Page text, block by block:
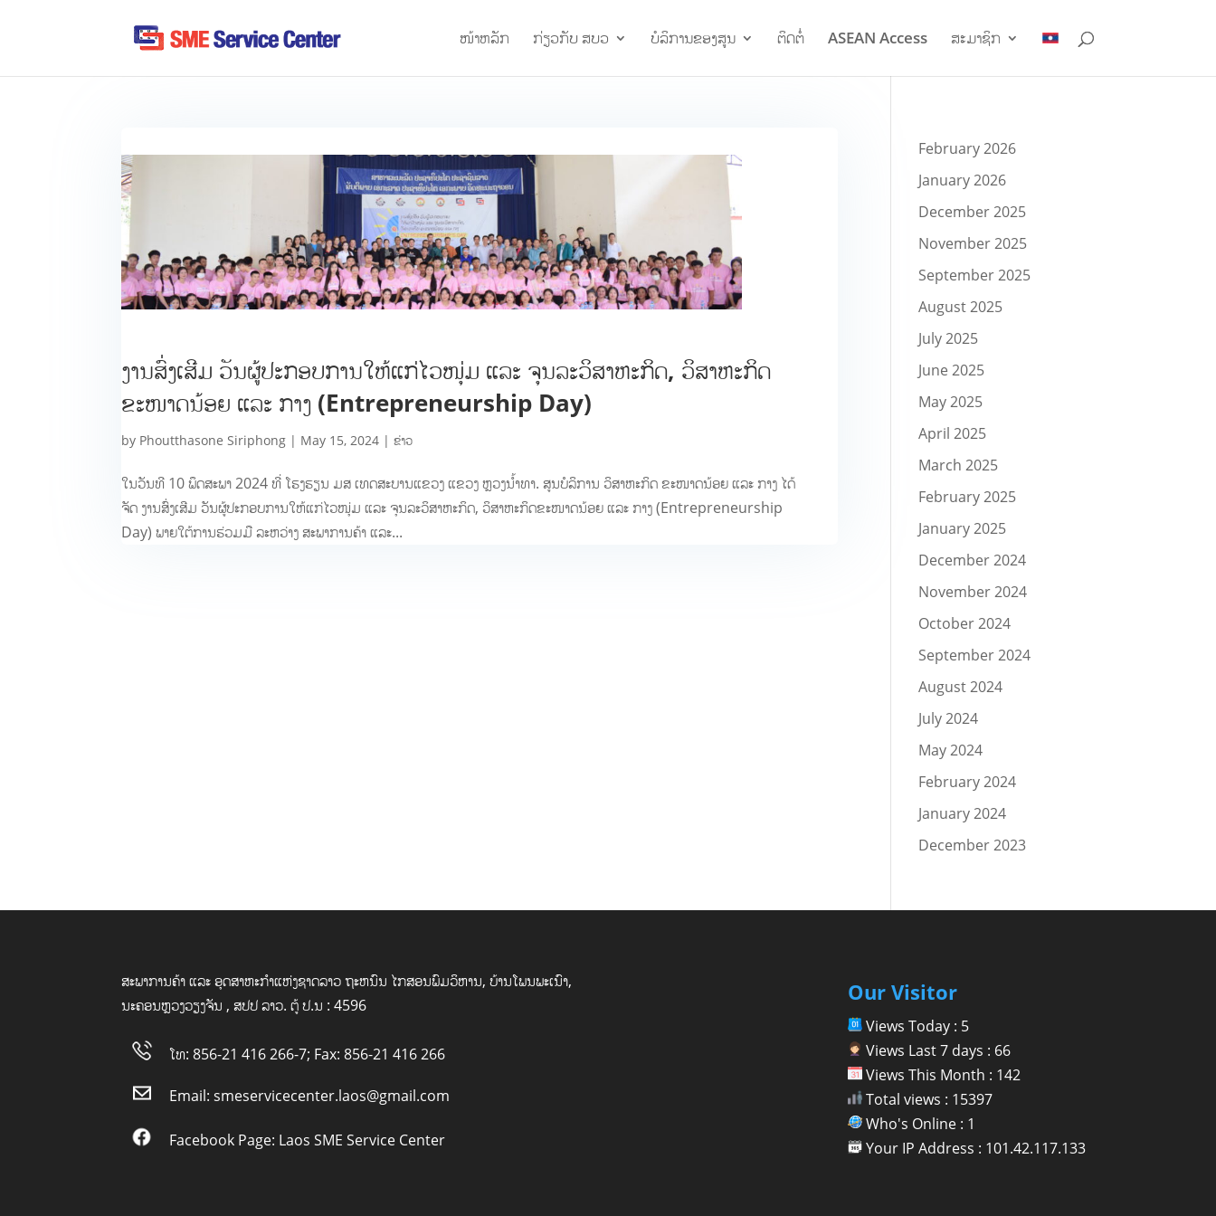
ໜ້າຫລັກ ກ່ຽວກັບ ສບວ ບໍລິການຂອງສູນ ຕິດຕໍ່ ASEAN Access ສະມາຊິກ
ງານສົ່ງເສີມ ວັນຜູ້ປະກອບການໃຫ້ແກ່ໄວໜຸ່ມ ແລະ ຈຸນລະວິສາຫະກິດ, ວິສາຫະກິດ
ຂະໜາດນ້ອຍ ແລະ ກາງ (Entrepreneurship Day)
by Phoutthasone Siriphong | May 15, 2024 |ຂ່າວ
ໃນວັນທີ 10 ພຶດສະພາ 2024 ທີ່ ໂຮງຮຽນ ມສ ເທດສະບານແຂວງ ແຂວງ ຫຼວງນ້ຳທາ. ສູນບໍລິການ ວິສາຫະກິດ ຂະໜາດນ້ອຍ ແລະ ກາງ ໄດ້
ຈັດ ງານສົ່ງເສີມ ວັນຜູ້ປະກອບການໃຫ້ແກ່ໄວໜຸ່ມ ແລະ ຈຸນລະວິສາຫະກິດ, ວິສາຫະກິດຂະໜາດນ້ອຍ ແລະ ກາງ (Entrepreneurship
Day) ພາຍໃຕ້ການຮ່ວມມື ລະຫວ່າງ ສະພາການຄ້າ ແລະ...
February 2026
January 2026
December 2025
November 2025
September 2025
August 2025
July 2025
June 2025
May 2025
April 2025
March 2025
February 2025
January 2025
December 2024
November 2024
October 2024
September 2024
August 2024
July 2024
May 2024
February 2024
January 2024
December 2023
ສະພາການຄ້າ ແລະ ອຸດສາຫະກໍາແຫ່ງຊາດລາວ ຖະຫນົນ ໄກສອນພົມວິຫານ, ບ້ານໂພນພະເນົາ,
ນະຄອນຫຼວງວຽງຈັນ , ສປປ ລາວ. ຕູ້ ປ.ນ : 4596
ໂທ: 856-21 416 266-7; Fax: 856-21 416 266
Email:smeservicecenter.laos@gmail.com
Facebook Page: Laos SME Service Center
Our Visitor
Views Today : 5
Views Last 7 days : 66
Views This Month : 142
Total views : 15397
Who's Online : 1
Your IP Address : 101.42.117.133